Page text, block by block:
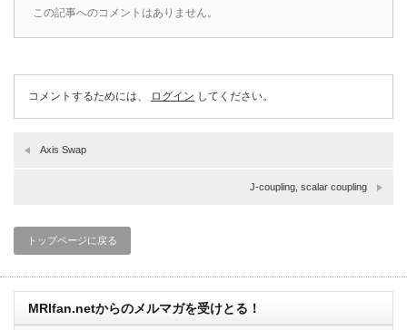
この記事へのコメントはありません。
コメントするためには、 ログイン してください。
Axis Swap
J-coupling, scalar coupling
トップページに戻る
MRIfan.netからのメルマガを受けとる！